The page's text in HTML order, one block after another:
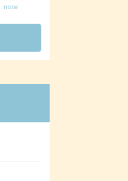
note